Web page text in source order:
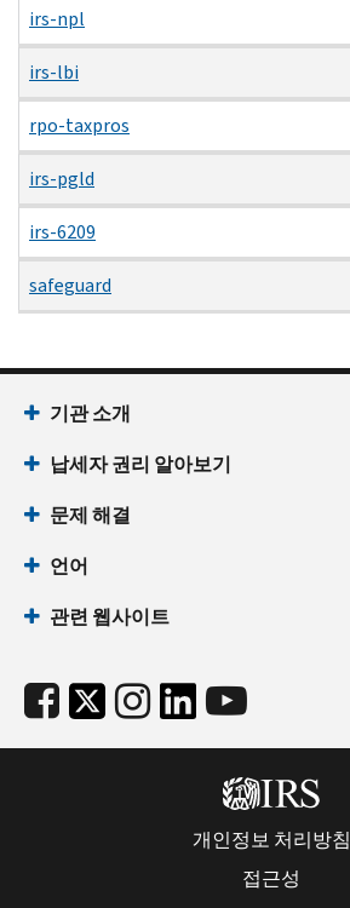
irs-npl
irs-lbi
rpo-taxpros
irs-pgld
irs-6209
safeguard
기관 소개
납세자 권리 알아보기
문제 해결
언어
관련 웹사이트
개인정보 처리방침
접근성